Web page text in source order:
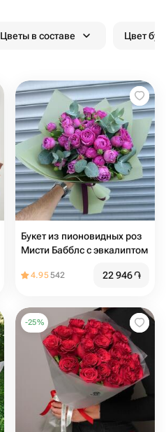
Цветы в составе Цвет
Букет из пионовидных роз
Мисти Бабблс с эвкалиптом
4.95542 22 946֏
-25%